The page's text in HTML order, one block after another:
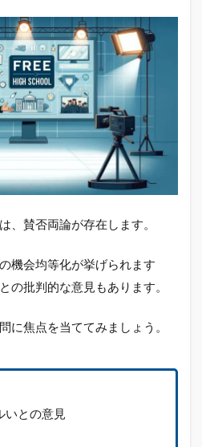
、賛否両論が存在します。
機会均等化が挙げられます
の批判的な意見もあります。
に焦点を当ててみましょう。
いとの意見